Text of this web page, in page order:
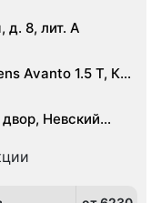
8, лит. А
Avanto 1.5 Т, КТ
Невский